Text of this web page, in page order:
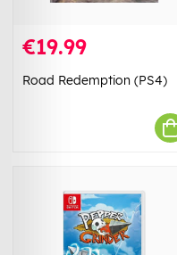
€19.99
Road Redemption (PS4)